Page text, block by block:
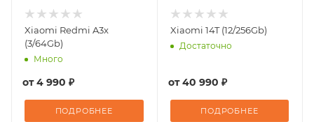
Xiaomi Redmi A3x
(3/64Gb)
Много
от4 990 ₽
ПОДРОБНЕЕ
Xiaomi 14T (12/256Gb)
Достаточно
от40 990 ₽
ПОДРОБНЕЕ